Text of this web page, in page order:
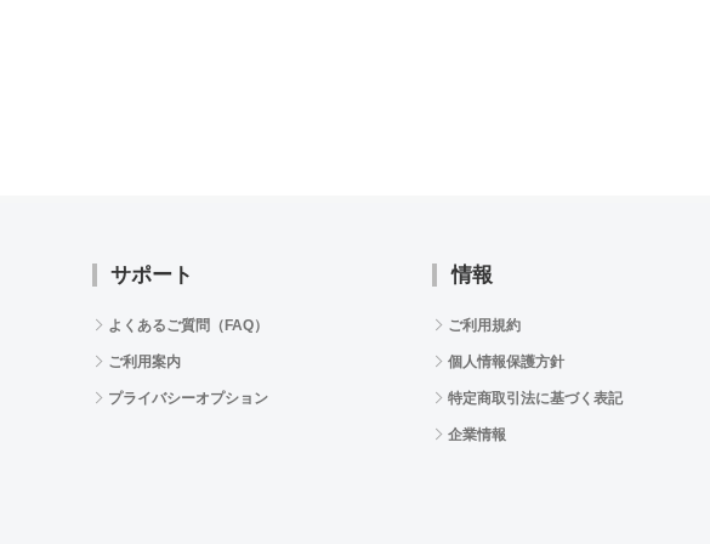
サポート
よくあるご質問（FAQ）
ご利用案内
プライバシーオプション
情報
ご利用規約
個人情報保護方針
特定商取引法に基づく表記
企業情報